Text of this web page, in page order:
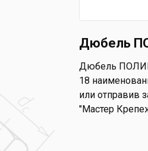
Дюбель
Дюбель
18
или отправив
"Мастер